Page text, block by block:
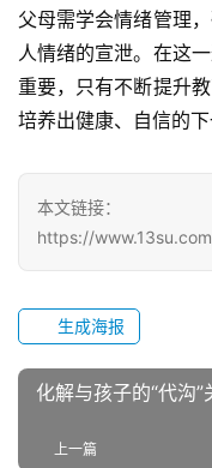
中
心
成
长
少
年
叛
父母需学会情绪管理
人情绪的宣泄。在这
重要，只有不断提升
培养出健康、自信的下
本文链接：
https://
生成海报
化解与孩子的“代沟”
上一篇